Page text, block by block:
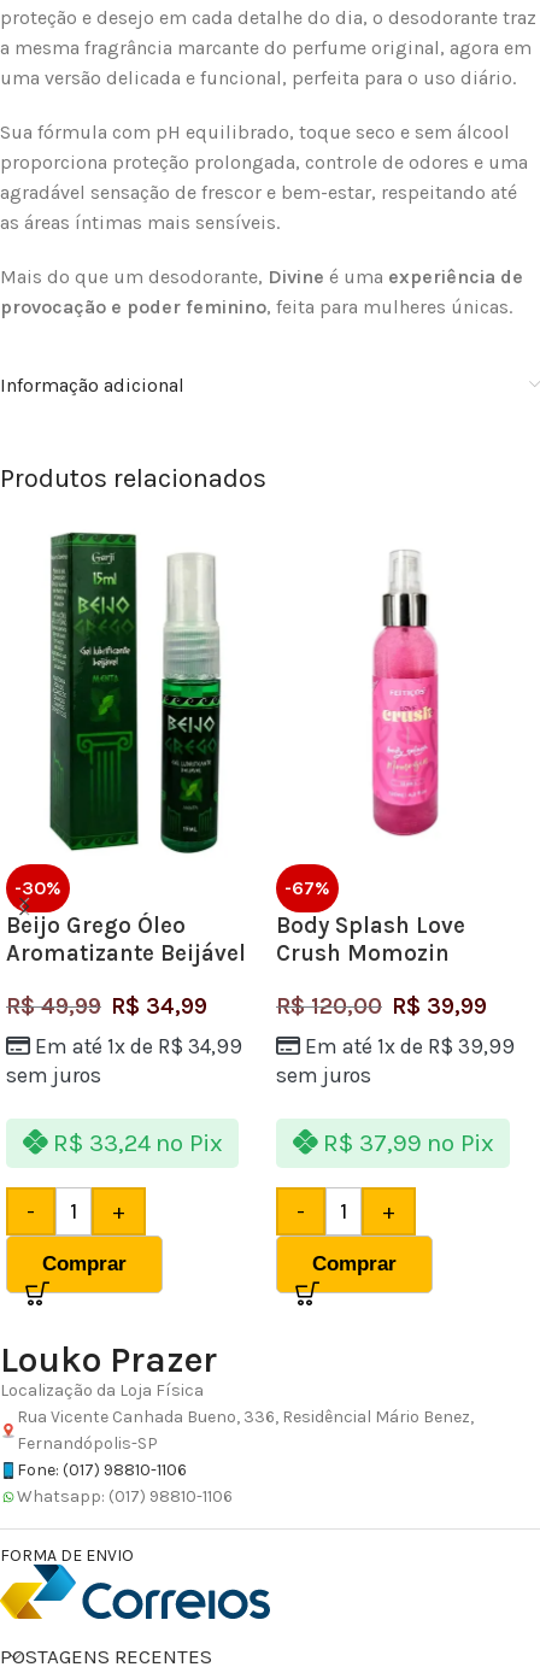
proteção e desejo em cada detalhe do dia, o desodorante traz
a mesma fragrância marcante do perfume original, agora em
uma versão delicada e funcional, perfeita para o uso diário.
Sua fórmula com pH equilibrado, toque seco e sem álcool
proporciona proteção prolongada, controle de odores e uma
agradável sensação de frescor e bem-estar, respeitando até
as áreas íntimas mais sensíveis.
Mais do que um desodorante, Divine é uma experiência de
provocação e poder feminino, feita para mulheres únicas.
Informação adicional
Produtos relacionados
-30%
Beijo Grego Óleo
Aromatizante Beijável
R$49,99 R$ 34,99
Em até 1x de R$ 34,99
sem juros
R$ 33,24 no Pix
- +
Comprar
-67%
Body Splash Love
Crush Momozin
R$120,00 R$ 39,99
Em até 1x de R$ 39,99
sem juros
R$ 37,99 no Pix
- +
Comprar
Louko Prazer
Localização da Loja Física
Rua Vicente Canhada Bueno, 336, Residêncial Mário Benez,
Fernandópolis-SP
Fone: (017) 98810-1106
Whatsapp: (017) 98810-1106
FORMA DE ENVIO
POSTAGENS RECENTES